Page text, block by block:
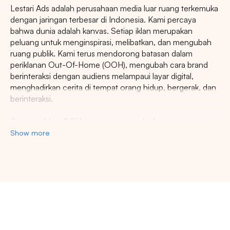
Lestari Ads adalah perusahaan media luar ruang terkemuka
dengan jaringan terbesar di Indonesia. Kami percaya
bahwa dunia adalah kanvas. Setiap iklan merupakan
peluang untuk menginspirasi, melibatkan, dan mengubah
ruang publik. Kami terus mendorong batasan dalam
periklanan Out-Of-Home (OOH), mengubah cara brand
berinteraksi dengan audiens melampaui layar digital,
menghadirkan cerita di tempat orang hidup, bergerak, dan
berinteraksi.
Show more